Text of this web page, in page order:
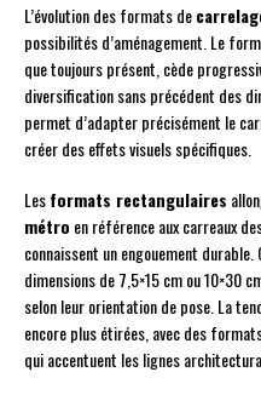
L’évolution des formats de
possibilités d’aménagement. Le
que toujours présent, cède
diversification sans précédent des
permet d’adapter précisément le
créer des effets visuels spécifiques.
Lesformats rectangulaires
métro en référence aux carreaux
connaissent un engouement
dimensions de 7,5×15 cm ou 10×30
selon leur orientation de pose. La
encore plus étirées, avec des
qui accentuent les lignes